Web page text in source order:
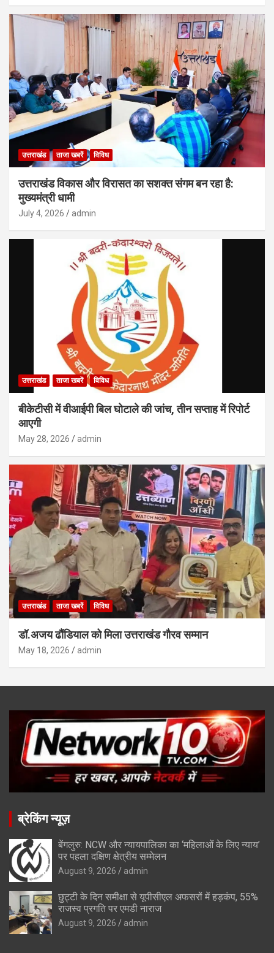
उत्तराखंड ताजा खबरें विविध
उत्तराखंड विकास और विरासत का सशक्त संगम बन रहा है:
मुख्यमंत्री धामी
July 4, 2026 admin
उत्तराखंड ताजा खबरें विविध
बीकेटीसी में वीआईपी बिल घोटाले की जांच, तीन सप्ताह में रिपोर्ट
आएगी
May 28, 2026 admin
उत्तराखंड ताजा खबरें विविध
डॉ.अजय ढौंडियाल को मिला उत्तराखंड गौरव सम्मान
May 18, 2026 admin
ब्रेकिंग न्यूज़
बेंगलुरु: NCW और न्यायपालिका का ‘महिलाओं के लिए न्याय’
पर पहला दक्षिण क्षेत्रीय सम्मेलन
August 9, 2026 admin
छुट्टी के दिन समीक्षा से यूपीसीएल अफसरों में हड़कंप, 55%
राजस्व प्रगति पर एमडी नाराज
August 9, 2026 admin